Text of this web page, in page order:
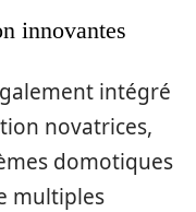
innovantes
intégré
novatrices,
domotiques
multiples